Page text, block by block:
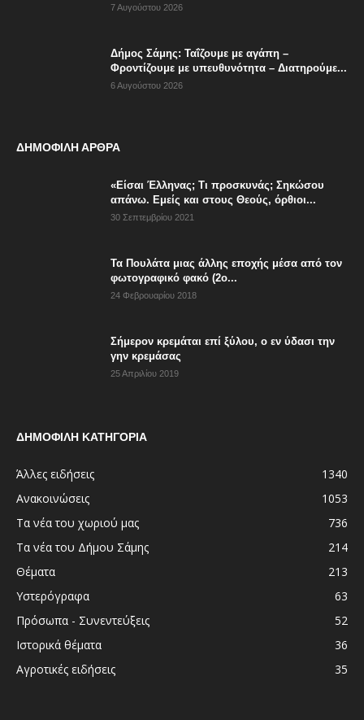
7 Αυγούστου 2026
Δήμος Σάμης: Ταΐζουμε με αγάπη –
Φροντίζουμε με υπευθυνότητα – Διατηρούμε...
6 Αυγούστου 2026
ΔΗΜΟΦΙΛΗ ΑΡΘΡΑ
«Είσαι Έλληνας; Τι προσκυνάς; Σηκώσου
απάνω. Εμείς και στους Θεούς, όρθιοι...
30 Σεπτεμβρίου 2021
Τα Πουλάτα μιας άλλης εποχής μέσα από τον
φωτογραφικό φακό (2ο...
24 Φεβρουαρίου 2018
Σήμερον κρεμάται επί ξύλου, ο εν ύδασι την
γην κρεμάσας
25 Απριλίου 2019
ΔΗΜΟΦΙΛΗ ΚΑΤΗΓΟΡΙΑ
Άλλες ειδήσεις
1340
Ανακοινώσεις
1053
Τα νέα του χωριού μας
736
Τα νέα του Δήμου Σάμης
214
Θέματα
213
Υστερόγραφα
63
Πρόσωπα - Συνεντεύξεις
52
Ιστορικά θέματα
36
Αγροτικές ειδήσεις
35